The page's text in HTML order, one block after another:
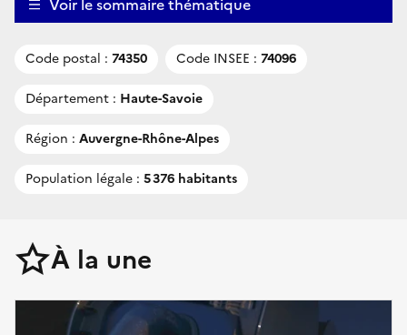
Code postal : 74350 Code INSEE : 74096
Département : Haute-Savoie
Région : Auvergne-Rhône-Alpes
Population légale : 5 376 habitants
À la une